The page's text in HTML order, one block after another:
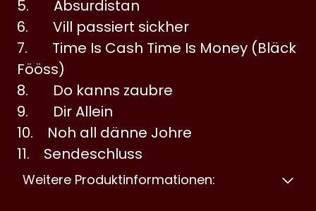
5. Absurdistan
6. Vill passiert sickher
7. Time Is Cash Time Is Money (Bläck
Fööss)
8. Do kanns zaubre
9. Dir Allein
10. Noh all dänne Johre
11. Sendeschluss
Weitere Produktinformationen: